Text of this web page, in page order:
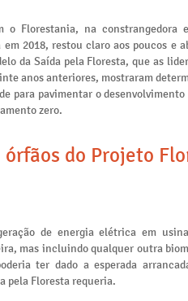
o Florestania, na constrangedora
2018, restou claro aos poucos e
da Saída pela Floresta, que as
anos anteriores, mostraram
para pavimentar o desenvolvimento
zero.
do Projeto
de energia elétrica em
mas incluindo qualquer outra
ter dado a esperada
pela Floresta requeria.